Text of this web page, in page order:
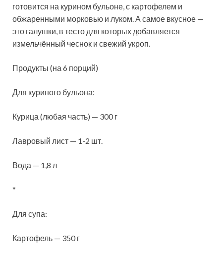
готовится на курином бульоне, с картофелем и
обжаренными морковью и луком. А самое вкусное —
это галушки, в тесто для которых добавляется
измельчённый чеснок и свежий укроп.
Продукты (на 6 порций)
Для куриного бульона:
Курица (любая часть) — 300 г
Лавровый лист — 1-2 шт.
Вода — 1,8 л
*
Для супа:
Картофель — 350 г